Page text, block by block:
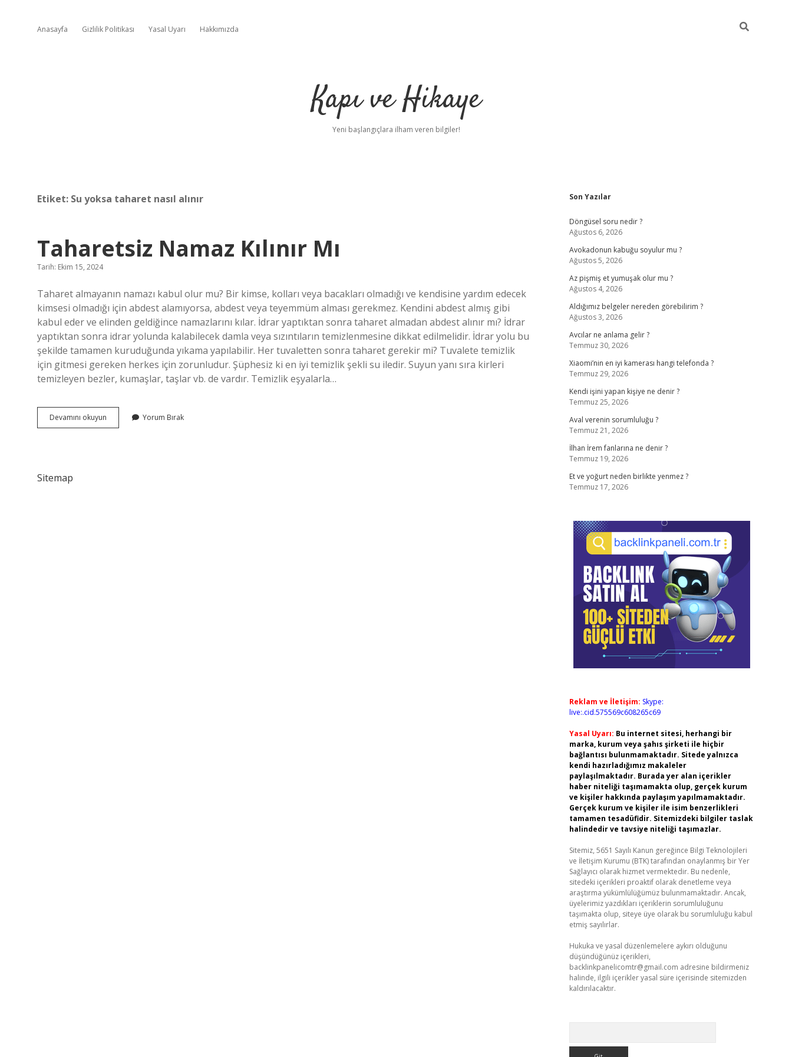
Anasayfa Gizlilik Politikası Yasal Uyarı Hakkımızda
Kapı ve Hikaye
Yeni başlangıçlara ilham veren bilgiler!
Etiket: Su yoksa taharet nasıl alınır
Taharetsiz Namaz Kılınır Mı
Tarih: Ekim 15, 2024
Taharet almayanın namazı kabul olur mu? Bir kimse, kolları veya bacakları olmadığı ve kendisine yardım edecek
kimsesi olmadığı için abdest alamıyorsa, abdest veya teyemmüm alması gerekmez. Kendini abdest almış gibi
kabul eder ve elinden geldiğince namazlarını kılar. İdrar yaptıktan sonra taharet almadan abdest alınır mı? İdrar
yaptıktan sonra idrar yolunda kalabilecek damla veya sızıntıların temizlenmesine dikkat edilmelidir. İdrar yolu bu
şekilde tamamen kuruduğunda yıkama yapılabilir. Her tuvaletten sonra taharet gerekir mi? Tuvalete temizlik
için gitmesi gereken herkes için zorunludur. Şüphesiz ki en iyi temizlik şekli su iledir. Suyun yanı sıra kirleri
temizleyen bezler, kumaşlar, taşlar vb. de vardır. Temizlik eşyalarla…
Devamını okuyun Taharetsiz
Namaz
Yorum Bırak
Sitemap
Sidebar
Son Yazılar
Döngüsel soru nedir ?
Ağustos 6, 2026
Avokadonun kabuğu soyulur mu ?
Ağustos 5, 2026
Az pişmiş et yumuşak olur mu ?
Ağustos 4, 2026
Aldığımız belgeler nereden görebilirim ?
Ağustos 3, 2026
Avcılar ne anlama gelir ?
Temmuz 30, 2026
Xiaomi’nin en iyi kamerası hangi telefonda ?
Temmuz 29, 2026
Kendi işini yapan kişiye ne denir ?
Temmuz 25, 2026
Aval verenin sorumluluğu ?
Temmuz 21, 2026
İlhan İrem fanlarına ne denir ?
Temmuz 19, 2026
Et ve yoğurt neden birlikte yenmez ?
Temmuz 17, 2026
Reklam ve İletişim: Skype:
live:.cid.575569c608265c69
Yasal Uyarı: Bu internet sitesi, herhangi bir
marka, kurum veya şahıs şirketi ile hiçbir
bağlantısı bulunmamaktadır. Sitede yalnızca
kendi hazırladığımız makaleler
paylaşılmaktadır. Burada yer alan içerikler
haber niteliği taşımamakta olup, gerçek kurum
ve kişiler hakkında paylaşım yapılmamaktadır.
Gerçek kurum ve kişiler ile isim benzerlikleri
tamamen tesadüfidir. Sitemizdeki bilgiler taslak
halindedir ve tavsiye niteliği taşımazlar.
Sitemiz, 5651 Sayılı Kanun gereğince Bilgi Teknolojileri
ve İletişim Kurumu (BTK) tarafından onaylanmış bir Yer
Sağlayıcı olarak hizmet vermektedir. Bu nedenle,
sitedeki içerikleri proaktif olarak denetleme veya
araştırma yükümlülüğümüz bulunmamaktadır. Ancak,
üyelerimiz yazdıkları içeriklerin sorumluluğunu
taşımakta olup, siteye üye olarak bu sorumluluğu kabul
etmiş sayılırlar.
Hukuka ve yasal düzenlemelere aykırı olduğunu
düşündüğünüz içerikleri,
backlinkpanelicomtr@gmail.com adresine bildirmeniz
halinde, ilgili içerikler yasal süre içerisinde sitemizden
kaldırılacaktır.